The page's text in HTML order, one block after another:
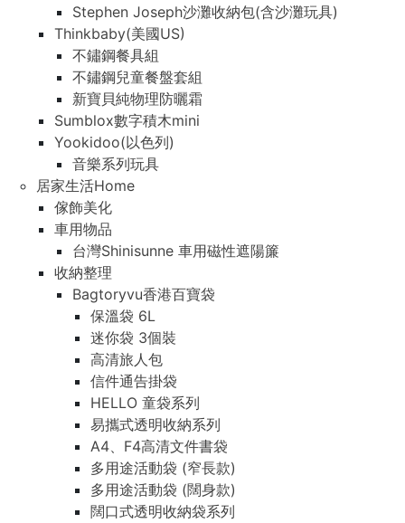
Stephen Joseph沙灘收納包(含沙灘玩具)
Thinkbaby(美國US)
不鏽鋼餐具組
不鏽鋼兒童餐盤套組
新寶貝純物理防曬霜
Sumblox數字積木mini
Yookidoo(以色列)
音樂系列玩具
居家生活Home
傢飾美化
車用物品
台灣Shinisunne 車用磁性遮陽簾
收納整理
Bagtoryvu香港百寶袋
保溫袋 6L
迷你袋 3個裝
高清旅人包
信件通告掛袋
HELLO 童袋系列
易攜式透明收納系列
A4、F4高清文件書袋
多用途活動袋 (窄長款)
多用途活動袋 (闊身款)
闊口式透明收納袋系列